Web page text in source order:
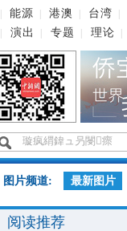
能源 港澳 台湾
演出 专题 理论
图片频道: 最新图片
阅读推荐